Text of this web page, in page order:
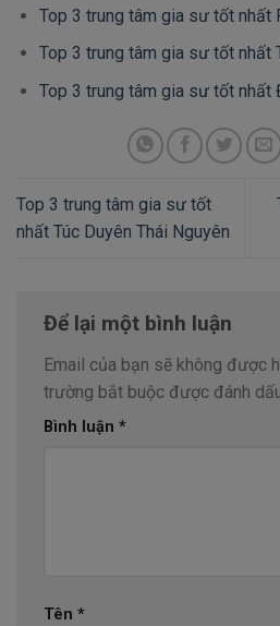
Top 3 trung tâm gia sư tốt nhất
Top 3 trung tâm gia sư tốt nhất
Top 3 trung tâm gia sư tốt nhất
Top 3 trung tâm gia sư tốt
nhất Túc Duyên Thái Nguyên
Để lại một bình luận
Email của bạn sẽ không được
trường bắt buộc được đánh
Bình luận *
Tên *